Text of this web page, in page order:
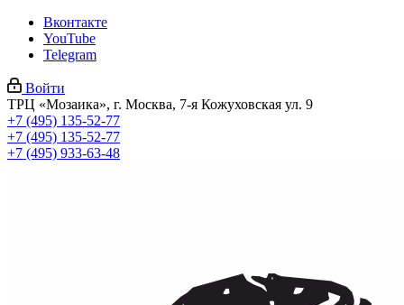
Вконтакте
YouTube
Telegram
Войти
ТРЦ «Мозаика», г. Москва, 7-я Кожуховская ул. 9
+7 (495) 135-52-77
+7 (495) 135-52-77
+7 (495) 933-63-48